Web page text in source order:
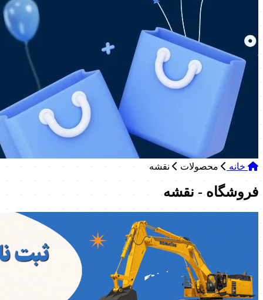
خانه محصولات نقشه
فروشگاه - نقشه